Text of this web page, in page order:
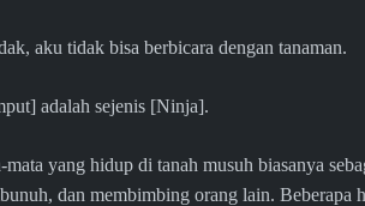
aku tidak bisa berbicara dengan tanaman.
adalah sejenis [Ninja].
mata yang hidup di tanah musuh biasanya
dan membimbing orang lain.